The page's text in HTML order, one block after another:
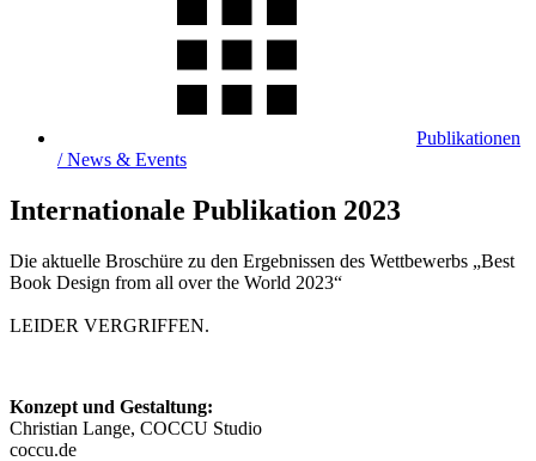
Publikationen
/ News & Events
Internationale Publikation 2023
Die aktuelle Broschüre zu den Ergebnissen des Wettbewerbs „Best
Book Design from all over the World 2023“
LEIDER VERGRIFFEN.
Konzept und Gestaltung:
Christian Lange, COCCU Studio
coccu.de